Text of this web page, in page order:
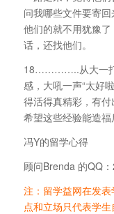
问我哪些文件要寄
他们的就不用犹豫
话，还找他们。
18…………..从大一打
感，大吼一声“太好
得活得真精彩，有付
希望这些经验能造福
冯Y的留学心得
顾问Brenda 的QQ
注：留学益网在发
点和立场只代表学